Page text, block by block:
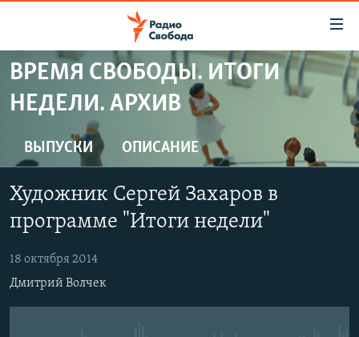
упрощенного
доступа
Вернуться
основному
Вернутся
главной
навигации
Вернутся
ПОДКАСТЫ
АВТОРСКИЕ ПРОЕКТЫ
ЦИТАТЫ СВОБОДЫ
МНЕНИЯ
КУЛЬТУРА
IDEL.РЕАЛИИ
КАВКАЗ.РЕАЛИИ
ВРЕМЯ СВОБОДЫ. ИТОГИ
НЕДЕЛИ. АРХИВ
ВЫПУСКИ ОПИСАНИЕ
Художник Сергей Захаров в
программе "Итоги недели"
18 октября 2014
Дмитрий Волчек